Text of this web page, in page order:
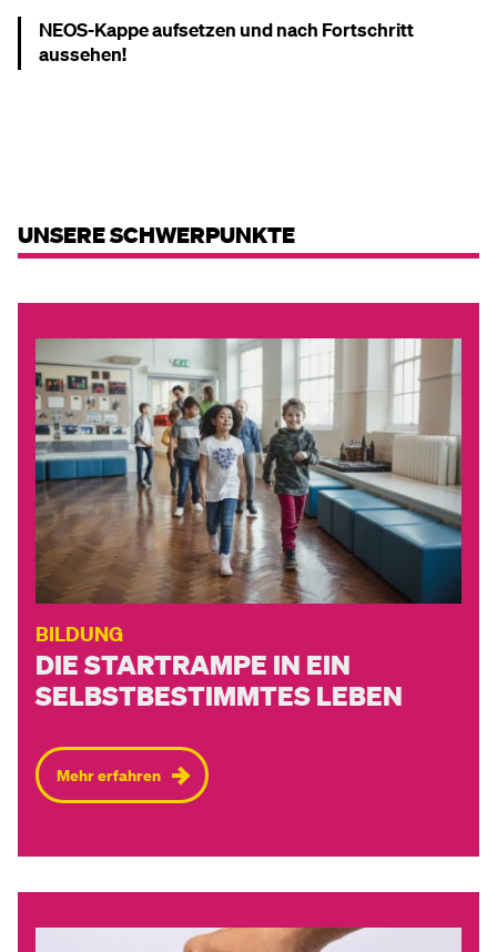
NEOS-Kappe aufsetzen und nach Fortschritt
aussehen!
UNSERE SCHWERPUNKTE
BILDUNG
DIE STARTRAMPE IN EIN
SELBST­BESTIMMTES LEBEN
Mehr erfahren